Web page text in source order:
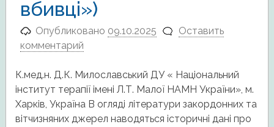
вбивці»)
Опубликовано 09.10.2025
Оставить
комментарий
К.мед.н. Д.К. Милославський ДУ « Національний
інститут терапії імені Л.Т. Малої НАМН України», м.
Харків, Україна В огляді літератури закордонних та
вітчизняних джерел наводяться історичні дані про